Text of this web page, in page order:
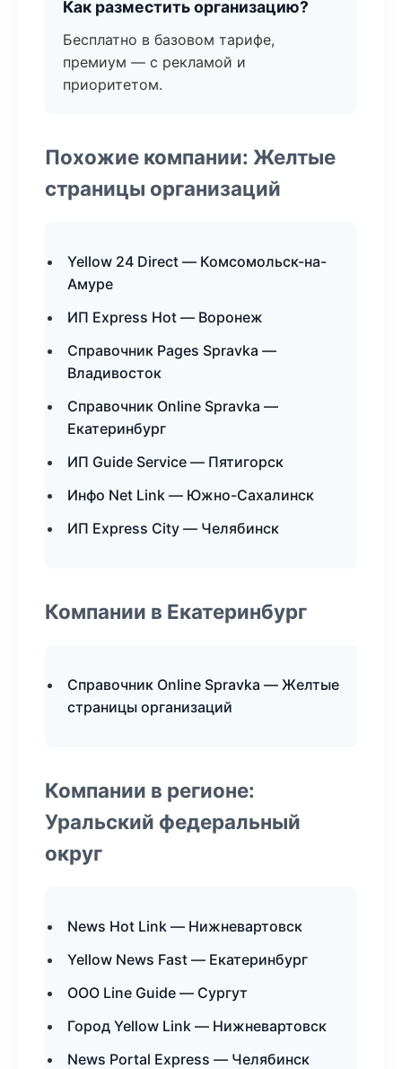
Как разместить организацию?
Бесплатно в базовом тарифе,
премиум — с рекламой и
приоритетом.
Похожие компании: Желтые
страницы организаций
Yellow 24 Direct — Комсомольск-на-
Амуре
ИП Express Hot — Воронеж
Справочник Pages Spravka —
Владивосток
Справочник Online Spravka —
Екатеринбург
ИП Guide Service — Пятигорск
Инфо Net Link — Южно-Сахалинск
ИП Express City — Челябинск
Компании в Екатеринбург
Справочник Online Spravka — Желтые
страницы организаций
Компании в регионе:
Уральский федеральный
округ
News Hot Link — Нижневартовск
Yellow News Fast — Екатеринбург
ООО Line Guide — Сургут
Город Yellow Link — Нижневартовск
News Portal Express — Челябинск